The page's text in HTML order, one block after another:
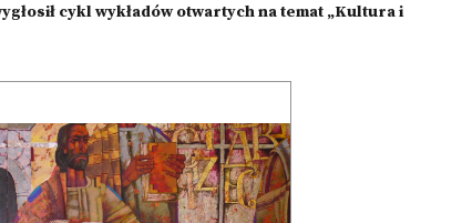
cykl wykładów otwartych na temat „Kultura i